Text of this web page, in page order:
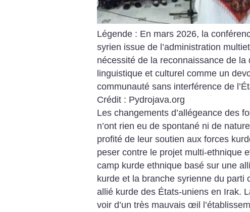
Légende : En mars 2026, la
syrien issue de l’admini­stration
nécessité de la reconnaissance de la
linguistique et culturel comme un
communauté sans interférence de
Crédit : Pydrojava.org
Les changements d’allégeance des
n’ont rien eu de spontané ni de
profité de leur soutien aux forces
peser contre le projet multi-ethnique
camp kurde ethnique basé sur une
kurde et la branche syrienne du parti
allié kurde des États-uniens en Irak.
voir d’un très mauvais œil